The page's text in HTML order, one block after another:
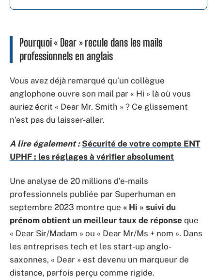
Pourquoi « Dear » recule dans les mails
professionnels en anglais
Vous avez déjà remarqué qu’un collègue
anglophone ouvre son mail par « Hi » là où vous
auriez écrit « Dear Mr. Smith » ? Ce glissement
n’est pas du laisser-aller.
A lire également : Sécurité de votre compte ENT
UPHF : les réglages à vérifier absolument
Une analyse de 20 millions d’e-mails
professionnels publiée par Superhuman en
septembre 2023 montre que « Hi » suivi du
prénom obtient un meilleur taux de réponse que
« Dear Sir/Madam » ou « Dear Mr/Ms + nom ». Dans
les entreprises tech et les start-up anglo-
saxonnes, « Dear » est devenu un marqueur de
distance, parfois perçu comme rigide.